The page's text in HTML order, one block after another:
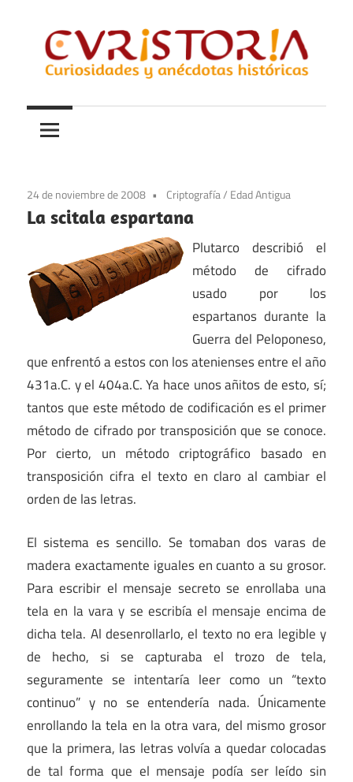
contenido
Curistoria
y
anécdotas
historia
24 de noviembre de 2008 Criptografía/ Edad Antigua
La scitala espartana
Plutarco describió el
método de cifrado
usado por los
espartanos durante la
Guerra del Peloponeso,
que enfrentó a estos con los atenienses entre el año
431a.C. y el 404a.C. Ya hace unos añitos de esto, sí;
tantos que este método de codificación es el primer
método de cifrado por transposición que se conoce.
Por cierto, un método criptográfico basado en
transposición cifra el texto en claro al cambiar el
orden de las letras.
El sistema es sencillo. Se tomaban dos varas de
madera exactamente iguales en cuanto a su grosor.
Para escribir el mensaje secreto se enrollaba una
tela en la vara y se escribía el mensaje encima de
dicha tela. Al desenrollarlo, el texto no era legible y
de hecho, si se capturaba el trozo de tela,
seguramente se intentaría leer como un “texto
continuo” y no se entendería nada. Únicamente
enrollando la tela en la otra vara, del mismo grosor
que la primera, las letras volvía a quedar colocadas
de tal forma que el mensaje podía ser leído sin